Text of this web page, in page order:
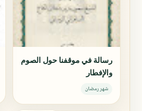
رسالة في موقفنا حول الصوم
والإفطار
شهر رمضان